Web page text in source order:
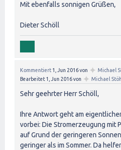
Mit ebenfalls sonnigen Grüßen,
Dieter Schöll
Kommentiert 1, Jun 2016von ✦ Michael
Bearbeitet 1, Jun 2016von ✦ Michael
Sehr geehrter Herr Schöll,
Ihre Antwort geht am
vorbei: Die Stromerzeugung mit
auf Grund der geringeren
geringer als im Sommer. Da